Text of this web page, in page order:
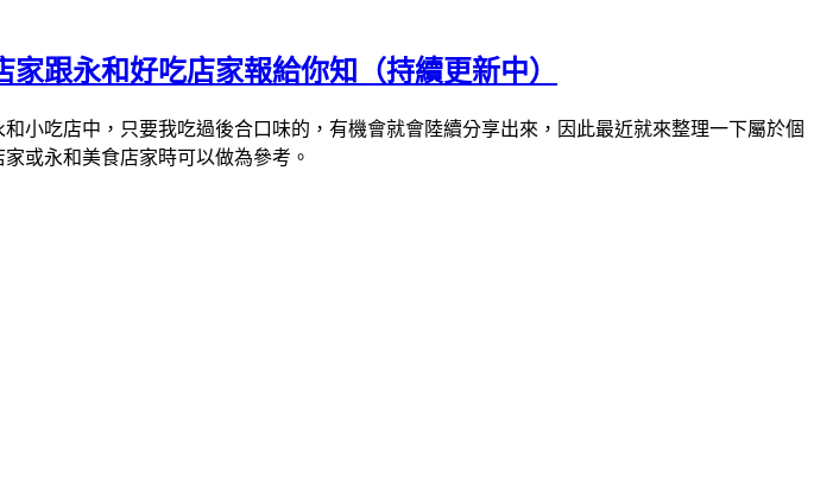
跟永和好吃店家報給你知（持續更新中）
小吃店中，只要我吃過後合口味的，有機會就會陸續分享出來，因此最近就來整理一下屬於個
或永和美食店家時可以做為參考。